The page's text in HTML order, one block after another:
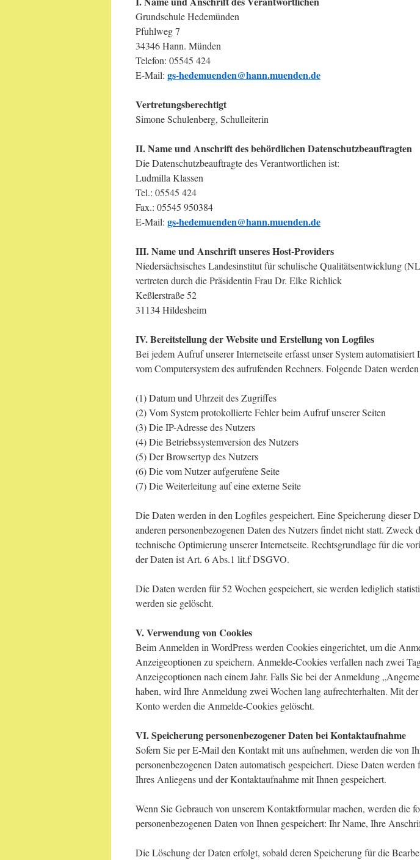
Grundschule Hedemünden
Pfuhlweg 7
34346 Hann. Münden
Telefon: 05545 424
E-Mail: gs-hedemuenden@hann.muenden.de
Vertretungsberechtigt
Simone Schulenberg, Schulleiterin
II. Name und Anschrift des behördlichen Datenschutzbeauftragten
Die Datenschutzbeauftragte des Verantwortlichen ist:
Ludmilla Klassen
Tel.: 05545 424
Fax.: 05545 950384
E-Mail: gs-hedemuenden@hann.muenden.de
III. Name und Anschrift unseres Host-Providers
Niedersächsisches Landesinstitut für schulische Qualitätsentwicklung
vertreten durch die Präsidentin Frau Dr. Elke Richlick
Keßlerstraße 52
31134 Hildesheim
IV. Bereitstellung der Website und Erstellung von Logfiles
Bei jedem Aufruf unserer Internetseite erfasst unser System automatisiert
vom Computersystem des aufrufenden Rechners. Folgende Daten
(1) Datum und Uhrzeit des Zugriffes
(2) Vom System protokollierte Fehler beim Aufruf unserer Seiten
(3) Die IP-Adresse des Nutzers
(4) Die Betriebssystemversion des Nutzers
(5) Der Browsertyp des Nutzers
(6) Die vom Nutzer aufgerufene Seite
(7) Die Weiterleitung auf eine externe Seite
Die Daten werden in den Logfiles gespeichert. Eine Speicherung dieser
anderen personenbezogenen Daten des Nutzers findet nicht statt. Zweck
technische Optimierung unserer Internetseite. Rechtsgrundlage für die
der Daten ist Art. 6 Abs.1 lit.f DSGVO.
Die Daten werden für 52 Wochen gespeichert, sie werden lediglich
werden sie gelöscht.
V. Verwendung von Cookies
Beim Anmelden in WordPress werden Cookies eingerichtet, um die
Anzeigeoptionen zu speichern. Anmelde-Cookies verfallen nach zwei
Anzeigeoptionen nach einem Jahr. Falls Sie bei der Anmeldung
haben, wird Ihre Anmeldung zwei Wochen lang aufrechterhalten. Mit
Konto werden die Anmelde-Cookies gelöscht.
VI. Speicherung personenbezogener Daten bei Kontaktaufnahme
Sofern Sie per E-Mail den Kontakt mit uns aufnehmen, werden die von
personenbezogenen Daten automatisch gespeichert. Diese Daten
Ihres Anliegens und der Kontaktaufnahme mit Ihnen gespeichert.
Wenn Sie Gebrauch von unserem Kontaktformular machen, werden die
personenbezogenen Daten von Ihnen gespeichert: Ihr Name, Ihre
Die Löschung der Daten erfolgt, sobald deren Speicherung für die